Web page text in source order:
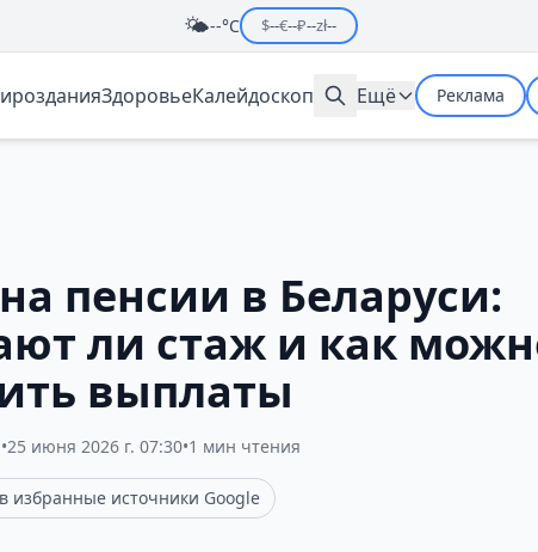
🌤️--°C $--€--₽--zł--
ЗдоровьеКалейдоскоп Ещё Реклама
пенсии в Беларуси:
ли стаж и как
выплаты
•25 июня 2026 г. 07:30•1 мин чтения
избранные источники Google